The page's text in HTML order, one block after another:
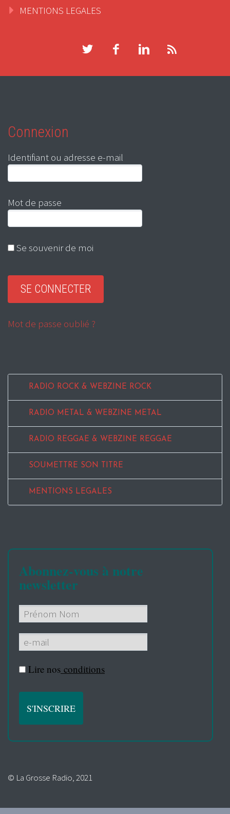
MENTIONS LEGALES
Connexion
Identifiant ou adresse e-mail
Mot de passe
Se souvenir de moi
Mot de passe oublié ?
RADIO ROCK & WEBZINE ROCK
RADIO METAL & WEBZINE METAL
RADIO REGGAE & WEBZINE REGGAE
SOUMETTRE SON TITRE
MENTIONS LEGALES
Abonnez-vous à notre
newsletter
Lire nos conditions
© La Grosse Radio, 2021